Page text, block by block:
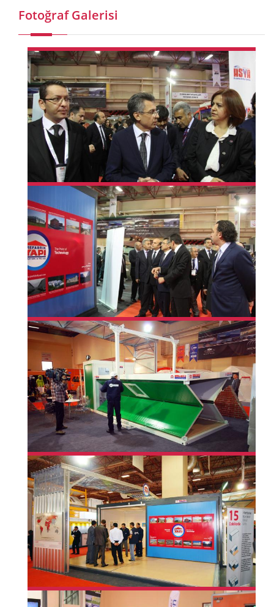
Fotoğraf Galerisi